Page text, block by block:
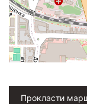
Прокласти